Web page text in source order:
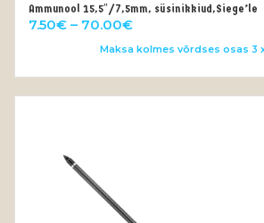
VALI
Ammunool 15,5″/7,5mm, süsinikkiud,Siege’le
7.50€ – 70.00€Price
range:
through
70.00€
Maksa kolmes võrdses osas 3